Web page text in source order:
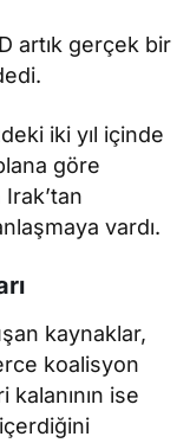
artık gerçek bir
iki yıl içinde
göre
vardı.
kaynaklar,
koalisyon
ise